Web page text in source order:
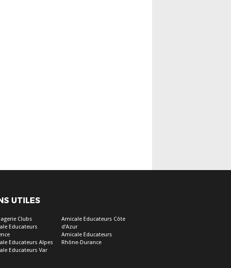
UTILES
Clubs
Educateurs
Educateurs Alpes
Educateurs Var
Amicale Educateurs Côte
d’Azur
Amicale Educateurs
Rhône-Durance